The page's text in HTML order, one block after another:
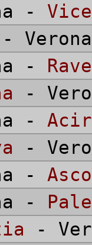
-
- Verona
-
-
-
-
-
-
-